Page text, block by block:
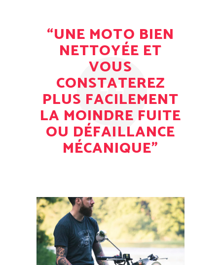
“UNE MOTO BIEN
NETTOYÉE ET
VOUS
CONSTATEREZ
PLUS FACILEMENT
LA MOINDRE FUITE
OU DÉFAILLANCE
MÉCANIQUE”